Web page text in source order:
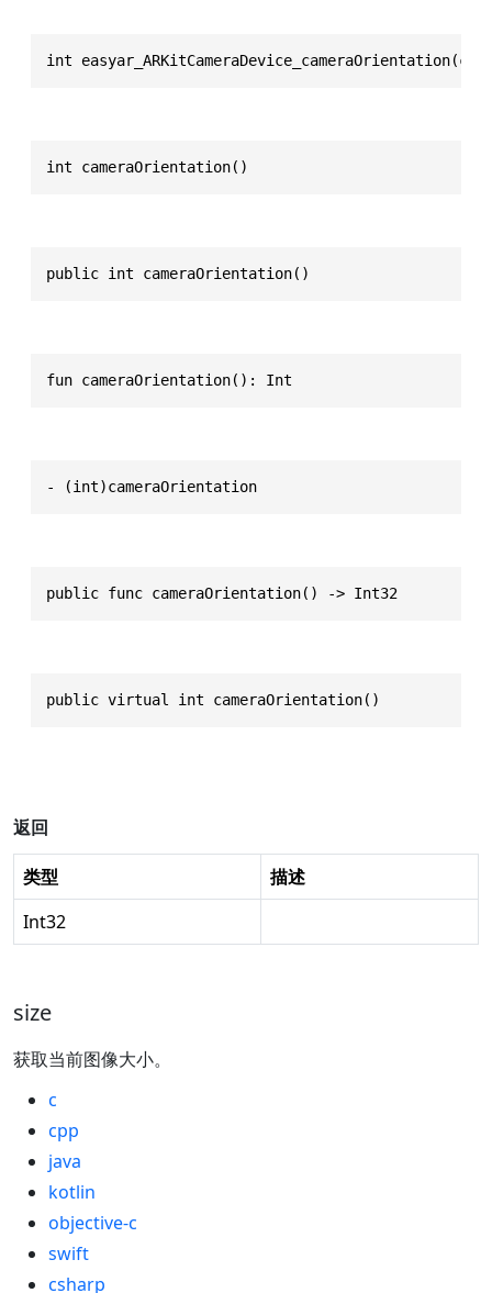
int
int cameraOrientation()
public int cameraOrientation()
fun cameraOrientation(): Int
- (int)cameraOrientation
public func cameraOrientation() -> Int32
public virtual int cameraOrientation()
返回
类型
描述
Int32
size
获取当前图像大小。
c
cpp
java
kotlin
objective-c
swift
csharp